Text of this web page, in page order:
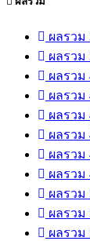
ผลรวม
ผลรวม
ผลรวม
ผลรวม
ผลรวม
ผลรวม
ผลรวม
ผลรวม
ผลรว
ผลรว
ผลรวม